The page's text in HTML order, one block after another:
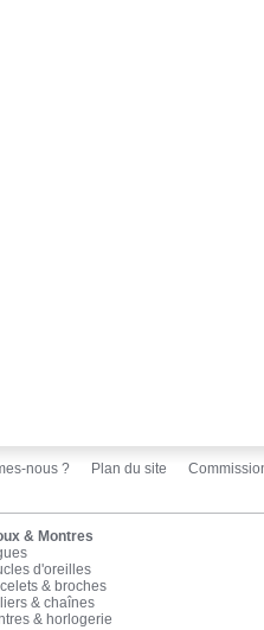
nous ? Plan du site
& Montres
d'oreilles
& broches
& chaînes
& horlogerie